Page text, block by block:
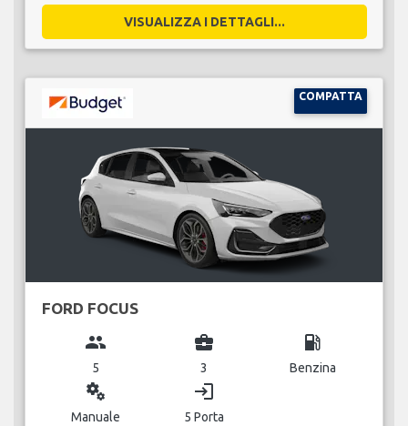
VISUALIZZA I DETTAGLI...
COMPATTA
FORD FOCUS
group
5
business_center
3
local_gas_station
Benzina
miscellaneous_services
Manuale
login
5 Porta